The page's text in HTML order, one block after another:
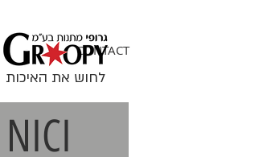
CONTACT
לחוש את האיכות
NICI